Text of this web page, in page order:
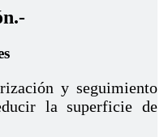
y seguimiento
la superficie de